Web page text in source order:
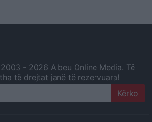
- 2026 Albeu Online Media. Të
të drejtat janë të rezervuara!